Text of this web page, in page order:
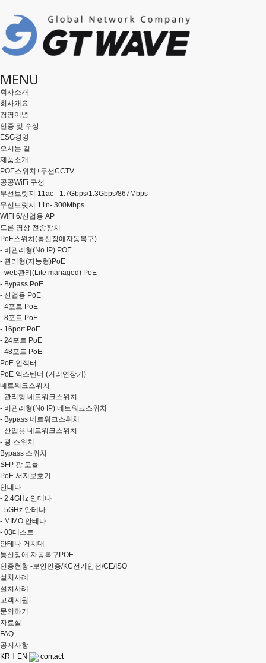
MENU
회사소개
회사개요
경영이념
인증 및 수상
ESG경영
오시는 길
제품소개
POE스위치+무선CCTV
공공WiFi 구성
무선브릿지 11ac - 1.7Gbps/1.3Gbps/867Mbps
무선브릿지 11n- 300Mbps
WiFi 6/산업용 AP
드론 영상 전송장치
PoE스위치(통신장애자동복구)
- 비관리형(No IP) POE
- 관리형(지능형)PoE
- web관리(Lite managed) PoE
- Bypass PoE
- 산업용 PoE
- 4포트 PoE
- 8포트 PoE
- 16port PoE
- 24포트 PoE
- 48포트 PoE
PoE 인젝터
PoE 익스텐더 (거리연장기)
네트워크스위치
- 관리형 네트워크스위치
- 비관리형(No IP) 네트워크스위치
- Bypass 네트워크스위치
- 산업용 네트워크스위치
- 광 스위치
Bypass 스위치
SFP 광 모듈
PoE 서지보호기
안테나
- 2.4GHz 안테나
- 5GHz 안테나
- MIMO 안테나
- 03테스트
안테나 거치대
통신장애 자동복구POE
인증현황 -보안인증/KC전기안전/CE/ISO
설치사례
설치사례
고객지원
문의하기
자료실
FAQ
공지사항
KR
EN
contact